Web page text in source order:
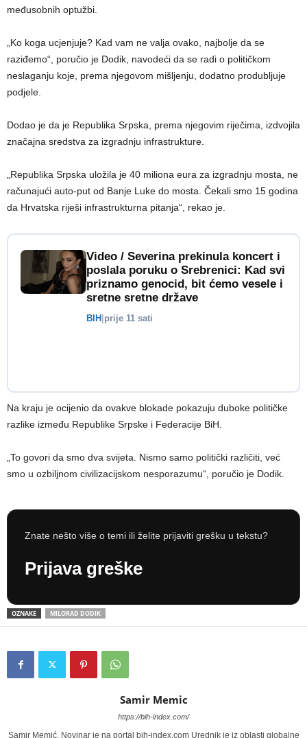
međusobnih optužbi.
„Ko koga ucjenjuje? Kad vam ne valja ovako, najbolje da se
raziđemo“, poručio je Dodik, navodeći da se radi o političkom
neslaganju koje, prema njegovom mišljenju, dodatno produbljuje
podjele.
Dodao je da je Republika Srpska, prema njegovim riječima, izdvojila
značajna sredstva za izgradnju infrastrukture.
„Republika Srpska uložila je 40 miliona eura za izgradnju mosta, ne
računajući auto-put od Banje Luke do mosta. Čekali smo 15 godina
da Hrvatska riješi infrastrukturna pitanja“, rekao je.
Video / Severina prekinula koncert i
poslala poruku o Srebrenici: Kad svi
priznamo genocid, bit ćemo vesele i
sretne sretne države
BIH prije 11 sati
Na kraju je ocijenio da ovakve blokade pokazuju duboke političke
razlike između Republike Srpske i Federacije BiH.
„To govori da smo dva svijeta. Nismo samo politički različiti, već
smo u ozbiljnom civilizacijskom nesporazumu“, poručio je Dodik.
Znate nešto više o temi ili želite prijaviti grešku u tekstu?
Prijava greške
OZNAKE MILORAD DODIK
Samir Memic
https://bih-index.com/
Samir Memić. Novinar je na portal bih-index.com Urednik je iz oblasti globalne